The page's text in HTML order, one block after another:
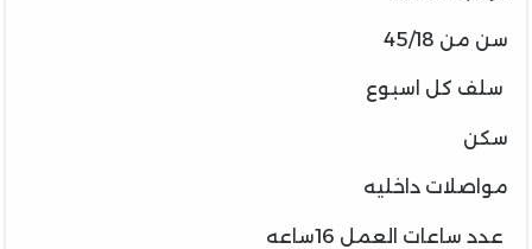
سن من 45/18
سلف كل اسبوع
سكن
مواصلات داخليه
عدد ساعات العمل 16ساعه